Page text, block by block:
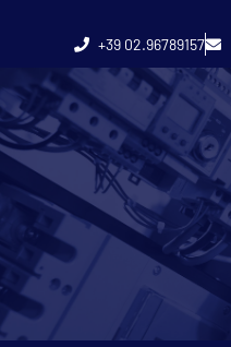
+39 02.96789157